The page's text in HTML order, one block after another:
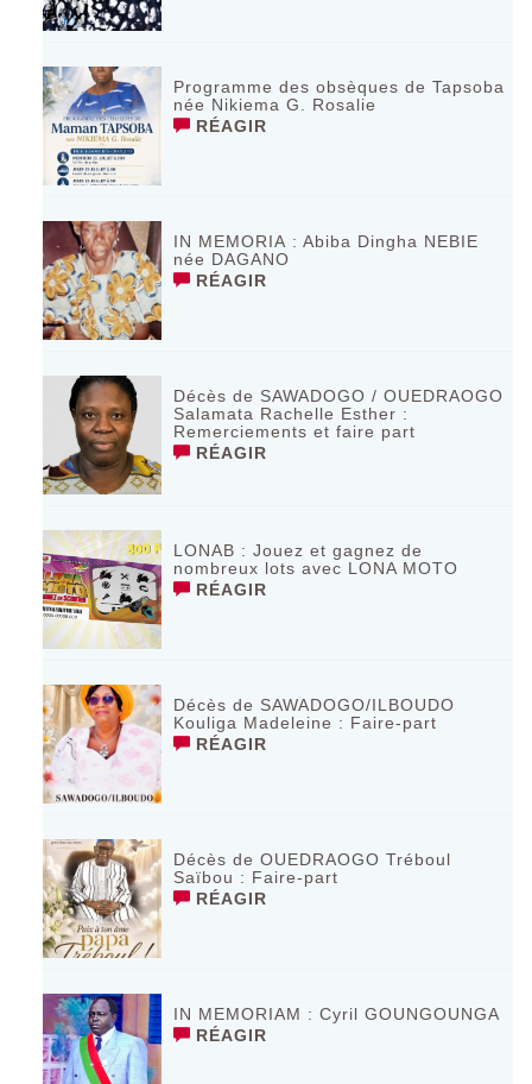
Programme des obsèques de Tapsoba
née Nikiema G. Rosalie
RÉAGIR
IN MEMORIA : Abiba Dingha NEBIE
née DAGANO
RÉAGIR
Décès de SAWADOGO / OUEDRAOGO
Salamata Rachelle Esther :
Remerciements et faire part
RÉAGIR
LONAB : Jouez et gagnez de
nombreux lots avec LONA MOTO
RÉAGIR
Décès de SAWADOGO/ILBOUDO
Kouliga Madeleine : Faire-part
RÉAGIR
Décès de OUEDRAOGO Tréboul
Saïbou : Faire-part
RÉAGIR
IN MEMORIAM : Cyril GOUNGOUNGA
RÉAGIR